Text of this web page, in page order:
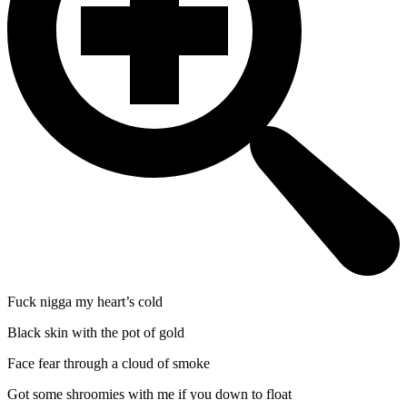
Fuck nigga my heart’s cold
Black skin with the pot of gold
Face fear through a cloud of smoke
Got some shroomies with me if you down to float